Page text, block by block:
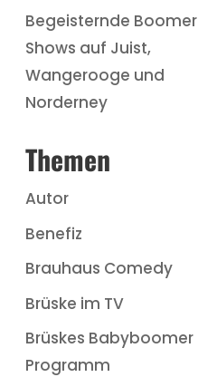
Begeisternde Boomer
Shows auf Juist,
Wangerooge und
Norderney
Themen
Autor
Benefiz
Brauhaus Comedy
Brüske im TV
Brüskes Babyboomer
Programm